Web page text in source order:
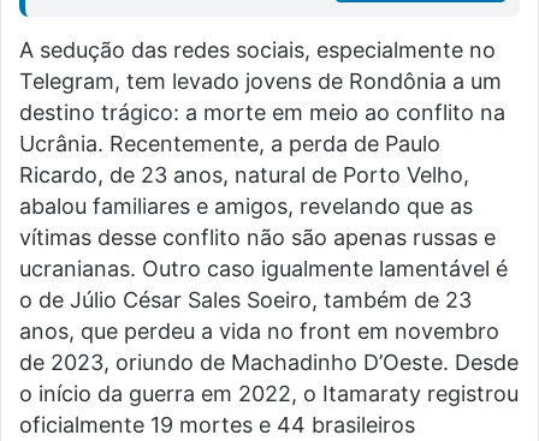
A sedução das redes sociais, especialmente no
Telegram, tem levado jovens de Rondônia a um
destino trágico: a morte em meio ao conflito na
Ucrânia. Recentemente, a perda de Paulo
Ricardo, de 23 anos, natural de Porto Velho,
abalou familiares e amigos, revelando que as
vítimas desse conflito não são apenas russas e
ucranianas. Outro caso igualmente lamentável é
o de Júlio César Sales Soeiro, também de 23
anos, que perdeu a vida no front em novembro
de 2023, oriundo de Machadinho D’Oeste. Desde
o início da guerra em 2022, o Itamaraty registrou
oficialmente 19 mortes e 44 brasileiros